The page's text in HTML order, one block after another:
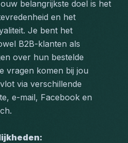
belangrijkste doel is het
en het
Je bent het
B2B-klanten als
over hun bestelde
vragen komen bij jou
via verschillende
e-mail, Facebook en